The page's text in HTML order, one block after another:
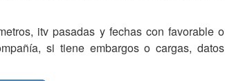
itv pasadas y fechas con favorable o
si tiene embargos o cargas, datos